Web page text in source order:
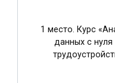
1 место. Курс
данных с